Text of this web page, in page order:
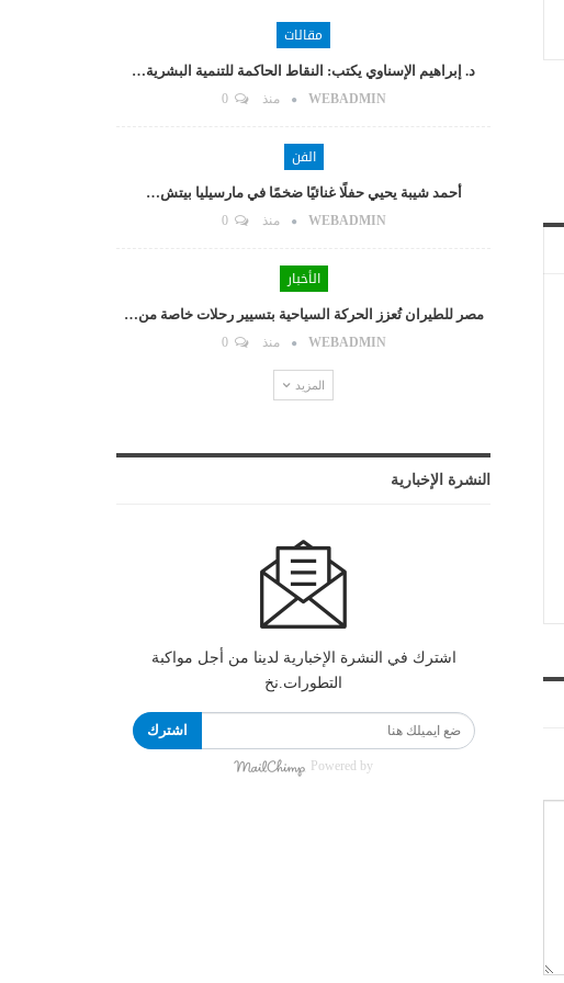
مقالات
د. إبراهيم الإسناوي يكتب: النقاط الحاكمة للتنمية البشرية…
WEBADMIN منذ 0
الفن
أحمد شيبة يحيي حفلًا غنائيًا ضخمًا في مارسيليا بيتش…
WEBADMIN منذ 0
الأخبار
مصر للطيران تُعزز الحركة السياحية بتسيير رحلات خاصة من…
WEBADMIN منذ 0
المزيد
النشرة الإخبارية
اشترك في النشرة الإخبارية لدينا من أجل مواكبة
التطورات.نخ
اشترك
Powered by